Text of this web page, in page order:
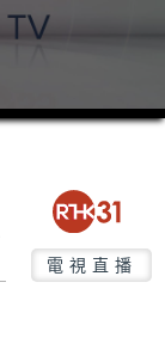
電視直播